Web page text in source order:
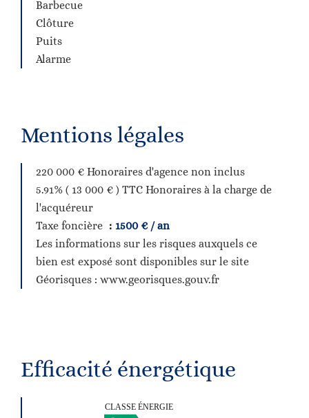
Barbecue
Clôture
Puits
Alarme
Mentions légales
220 000 € Honoraires d'agence non inclus
5.91% ( 13 000 € ) TTC Honoraires à la charge de
l'acquéreur
Taxe foncière
1500 € / an
Les informations sur les risques auxquels ce
bien est exposé sont disponibles sur le site
Géorisques : www.georisques.gouv.fr
Efficacité énergétique